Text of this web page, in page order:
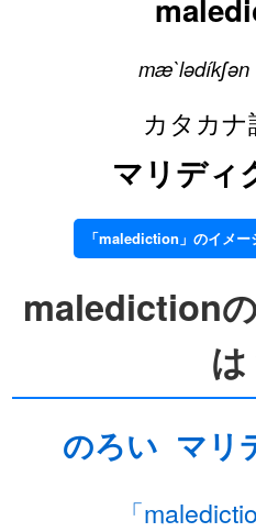
mæ`lədíkʃən
カタカナ
マリディ
「malediction」のイメ
malediction
は
のろい マリ
「